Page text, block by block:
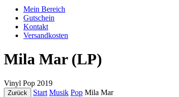
Mein Bereich
Gutschein
Kontakt
Versandkosten
Mila Mar (LP)
Vinyl Pop 2019
Zurück Start Musik Pop Mila Mar